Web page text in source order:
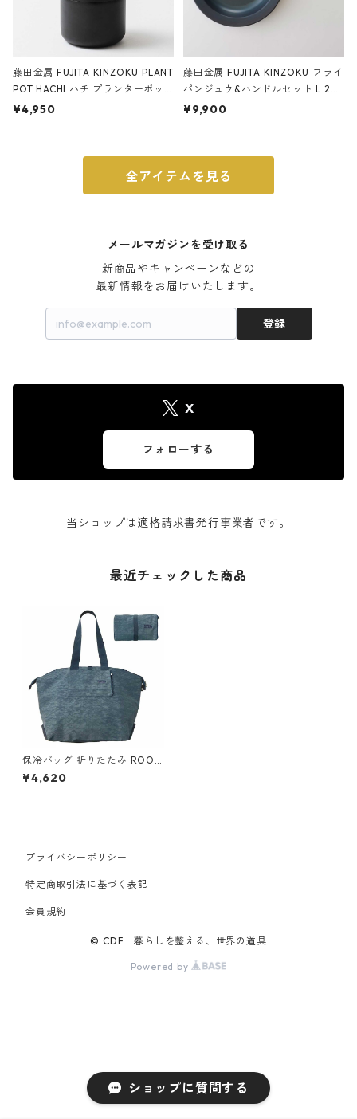
ショップに質問する
藤田金属 FUJITA KINZOKU PLANT
POT HACHI ハチ プランターポッ
ト 3号 ブラック
¥4,950
藤田金属 FUJITA KINZOKU フライ
パンジュウ&ハンドルセット L 24c
m ガス火・IH対応 鉄フライパン
¥9,900
全アイテムを見る
メールマガジンを受け取る
新商品やキャンペーンなどの
最新情報をお届けいたします。
登録
X
フォローする
当ショップは適格請求書発行事業者です。
最近チェックした商品
保冷バッグ 折りたたみ ROOT
OTE BARREL 1097 ルートー
ト PT.サーモキーパー バレル.
¥4,620
プライバシーポリシー
特定商取引法に基づく表記
会員規約
© CDF 暮らしを整える、世界の道具
Powered by